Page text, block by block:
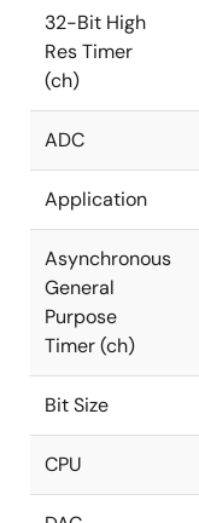
32-Bit High
Res Timer
(ch)
ADC
Application
Asynchronous
General
Purpose
Timer (ch)
Bit Size
CPU